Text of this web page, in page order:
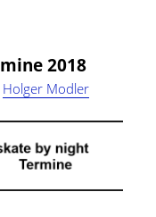
2018
Holger Modler